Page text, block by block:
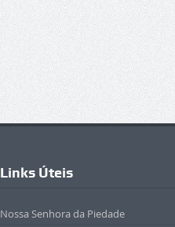
Links Úteis
Nossa Senhora da Piedade